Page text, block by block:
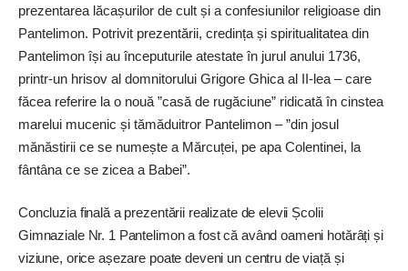
prezentarea lăcașurilor de cult și a confesiunilor religioase din
Pantelimon. Potrivit prezentării, credința și spiritualitatea din
Pantelimon își au începuturile atestate în jurul anului 1736,
printr-un hrisov al domnitorului Grigore Ghica al II-lea – care
făcea referire la o nouă ”casă de rugăciune” ridicată în cinstea
marelui mucenic și tămăduitror Pantelimon – ”din josul
mănăstirii ce se numește a Mărcuței, pe apa Colentinei, la
fântâna ce se zicea a Babei”.
Concluzia finală a prezentării realizate de elevii Școlii
Gimnaziale Nr. 1 Pantelimon a fost că având oameni hotărâți și
viziune, orice așezare poate deveni un centru de viață și